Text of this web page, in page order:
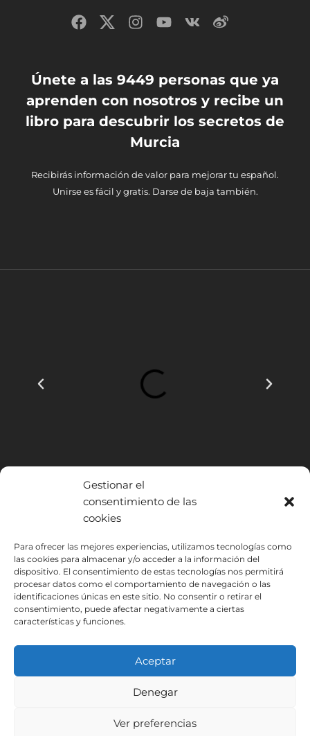
Gestionar el
consentimiento de las
cookies
Para ofrecer las mejores experiencias, utilizamos tecnologías como
las cookies para almacenar y/o acceder a la información del
dispositivo. El consentimiento de estas tecnologías nos permitirá
procesar datos como el comportamiento de navegación o las
identificaciones únicas en este sitio. No consentir o retirar el
consentimiento, puede afectar negativamente a ciertas
características y funciones.
Aceptar
Denegar
Ver preferencias
Únete a las 9449 personas que ya
aprenden con nosotros y recibe un
libro para descubrir los secretos de
Murcia
Recibirás información de valor para mejorar tu español.
Unirse es fácil y gratis. Darse de baja también.
INSTITUTO HISPANICO DE MURCIA, SOCIEDAD LIMITADA ha sido
beneficiario del Fondo Europeo de Desarrollo Regional cuyo objetivo
es mejorar el uso y la calidad de las tecnologías de la información y de
las comunicaciones y el acceso a las mismas y gracias al que ha
podido implantar las siguientes soluciones: Presencia web a través de
página propia. Esta acción ha tenido lugar durante 2020. Para ello ha
contado con el apoyo del programa TIC Cámaras de la Cámara de
Condiciones de Inscripción
Política de Cookies